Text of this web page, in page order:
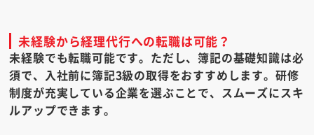
未経験から経理代行への転職は可能？
未経験でも転職可能です。 ただし、簿記の基礎知識は必
須で、入社前に簿記3級の取得をおすすめします。研修
制度が充実している企業を選ぶことで、スムーズにスキ
ルアップできます。